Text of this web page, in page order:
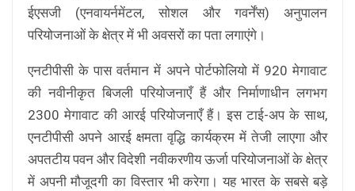
ईएसजी (एनवायर्नमेंटल, सोशल और गवर्नेंस) अनुपालन
परियोजनाओं के क्षेत्र में भी अवसरों का पता लगाएंगे।
एनटीपीसी के पास वर्तमान में अपने पोर्टफोलियो में 920 मेगावाट
की नवीनीकृत बिजली परियोजनाएँ हैं और निर्माणाधीन लगभग
2300 मेगावाट की आरई परियोजनाएँ हैं। इस टाई-अप के साथ,
एनटीपीसी अपने आरई क्षमता वृद्धि कार्यक्रम में तेजी लाएगा और
अपतटीय पवन और विदेशी नवीकरणीय ऊर्जा परियोजनाओं के क्षेत्र
में अपनी मौजूदगी का विस्तार भी करेगा। यह भारत के सबसे बड़े